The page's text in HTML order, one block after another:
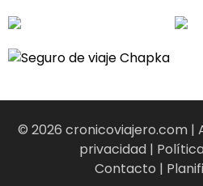
© 2026 cronicoviajero.com |
privacidad |
Contacto |